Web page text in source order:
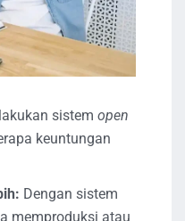
sistem open
keuntungan
Dengan sistem
memproduksi atau